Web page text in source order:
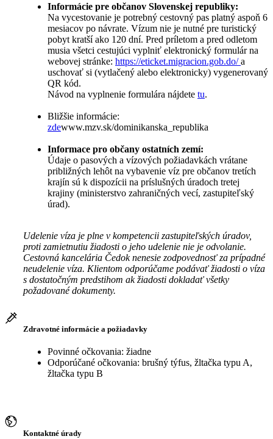
Informácie pre občanov Slovenskej republiky:
Na vycestovanie je potrebný cestovný pas platný aspoň 6
mesiacov po návrate. Vízum nie je nutné pre turistický
pobyt kratší ako 120 dní. Pred príletom a pred odletom
musia všetci cestujúci vyplniť elektronický formulár na
webovej stránke: https://eticket.migracion.gob.do/a
uschovať si (vytlačený alebo elektronicky) vygenerovaný
QR kód.
Návod na vyplnenie formulára nájdete tu.
Bližšie informácie:
zdewww.mzv.sk/dominikanska_republika
Informace pro občany ostatních zemí:
Údaje o pasových a vízových požiadavkách vrátane
približných lehôt na vybavenie víz pre občanov tretích
krajín sú k dispozícii na príslušných úradoch tretej
krajiny (ministerstvo zahraničných vecí, zastupiteľský
úrad).
Udelenie víza je plne v kompetencii zastupiteľských úradov,
proti zamietnutiu žiadosti o jeho udelenie nie je odvolanie.
Cestovná kancelária Čedok nenesie zodpovednosť za prípadné
neudelenie víza. Klientom odporúčame podávať žiadosti o víza
s dostatočným predstihom ak žiadosti dokladať všetky
požadované dokumenty.
Zdravotné informácie a požiadavky
Povinné očkovania: žiadne
Odporúčané očkovania: brušný týfus, žltačka typu A,
žltačka typu B
Kontaktné úrady